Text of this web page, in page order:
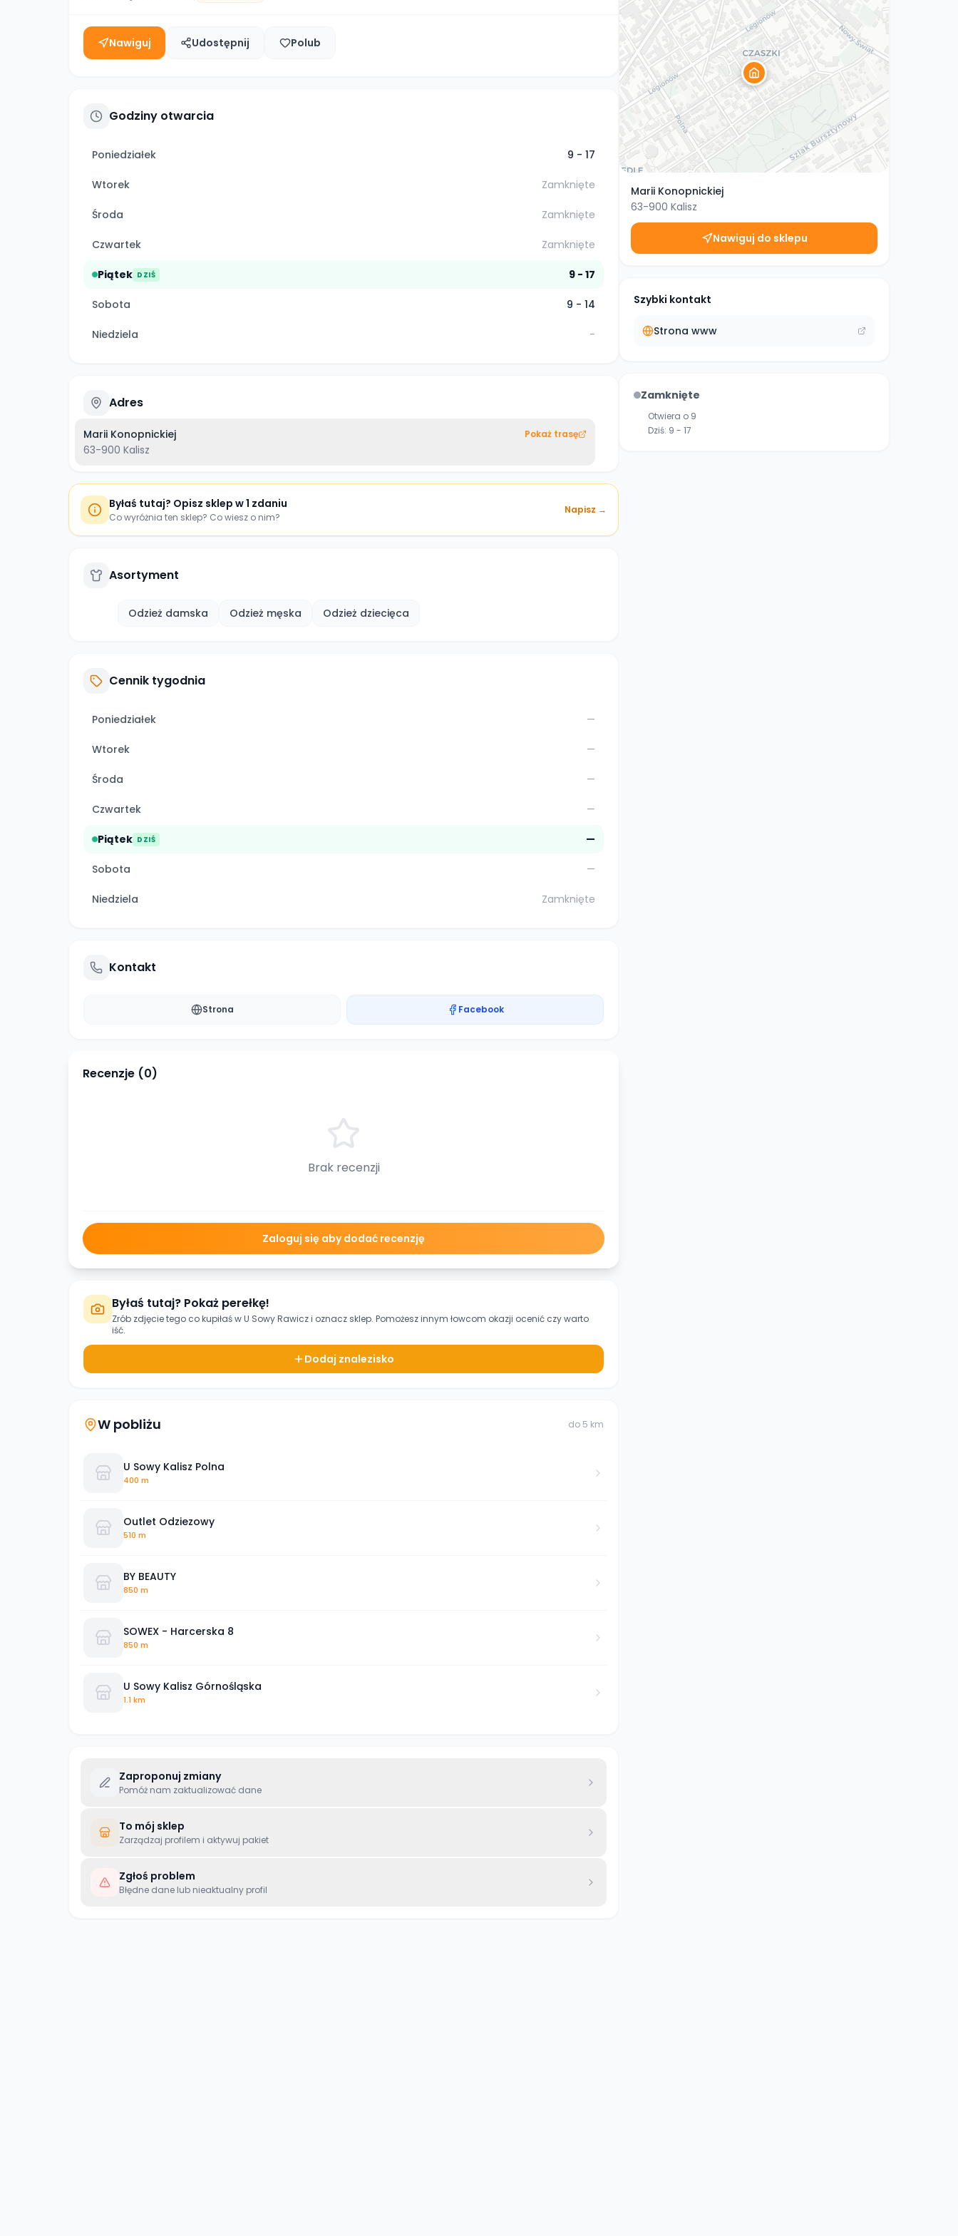
Nawiguj Udostępnij Polub
Godziny otwarcia
Poniedziałek 9 - 17
Wtorek Zamknięte
Środa Zamknięte
Czwartek Zamknięte
Piątek DZIŚ 9 - 17
Sobota 9 - 14
Niedziela -
Adres
Marii Konopnickiej
63-900 Kalisz
Pokaż trasę
Byłaś tutaj? Opisz sklep w 1 zdaniu
Co wyróżnia ten sklep? Co wiesz o nim?
Napisz →
Asortyment
Odzież damska Odzież męska Odzież dziecięca
Cennik tygodnia
Poniedziałek —
Wtorek —
Środa —
Czwartek —
Piątek DZIŚ —
Sobota —
Niedziela Zamknięte
Kontakt
Strona Facebook
Recenzje (0)
Brak recenzji
Zaloguj się aby dodać recenzję
Byłaś tutaj? Pokaż perełkę!
Zrób zdjęcie tego co kupiłaś wU Sowy Rawiczi oznacz sklep. Pomożesz innym łowcom okazji ocenić czy warto
iść.
Dodaj znalezisko
W pobliżu do 5 km
U Sowy Kalisz Polna
400 m
Outlet Odziezowy
510 m
BY BEAUTY
850 m
SOWEX - Harcerska 8
850 m
U Sowy Kalisz Górnośląska
1.1 km
Zaproponuj zmiany
Pomóż nam zaktualizować dane
To mój sklep
Zarządzaj profilem i aktywuj pakiet
Zgłoś problem
Błędne dane lub nieaktualny profil
Marii Konopnickiej
63-900 Kalisz
Nawiguj do sklepu
Szybki kontakt
Strona www
Zamknięte
Otwiera o 9
Dziś: 9 - 17